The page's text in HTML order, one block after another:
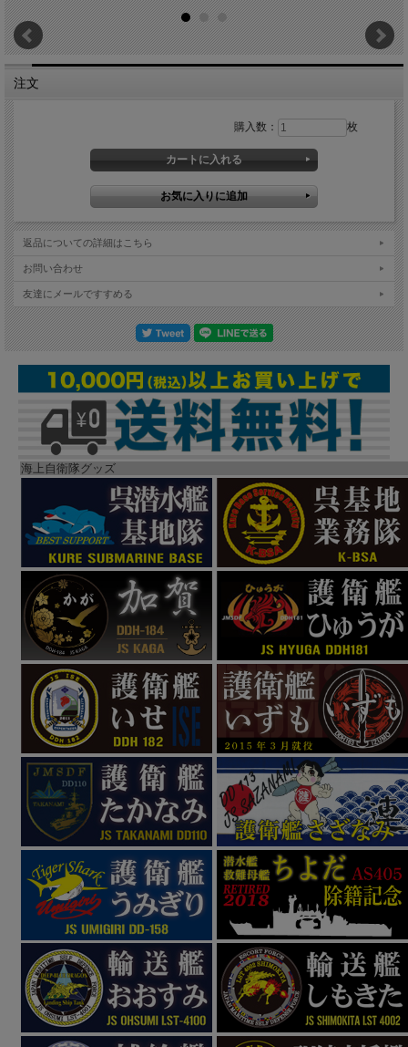
注文
購入数： 枚
返品についての詳細はこちら
お問い合わせ
友達にメールですすめる
海上自衛隊グッズ